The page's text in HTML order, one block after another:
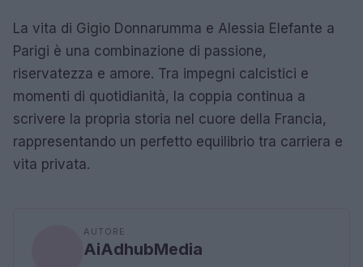
La vita di Gigio Donnarumma e Alessia Elefante a
Parigi è una combinazione di passione,
riservatezza e amore. Tra impegni calcistici e
momenti di quotidianità, la coppia continua a
scrivere la propria storia nel cuore della Francia,
rappresentando un perfetto equilibrio tra carriera e
vita privata.
AUTORE
AiAdhubMedia